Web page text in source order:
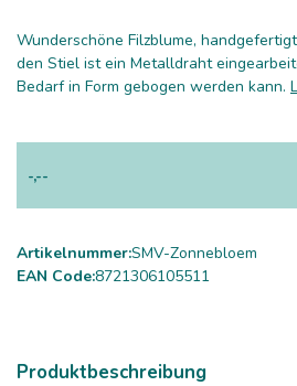
Wunderschöne Filzblume,
den Stiel ist ein Metalldraht
Bedarf in Form gebogen werden kann.
-,--
Artikelnummer:SMV-Zonnebloem
EAN Code:8721306105511
Produktbeschreibung